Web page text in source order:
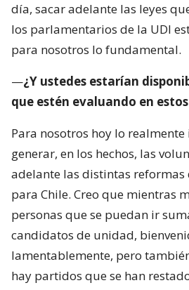
día, sacar adelante las leyes
los parlamentarios de la UDI
para nosotros lo fundamental.
—¿Y ustedes estarían
que estén evaluando en
Para nosotros hoy lo
generar, en los hechos, las
adelante las distintas reformas
para Chile. Creo que mientras
personas que se puedan ir
candidatos de unidad,
lamentablemente, pero
hay partidos que se han